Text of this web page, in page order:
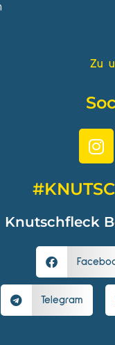
Zu
Knutschfleck
Telegram